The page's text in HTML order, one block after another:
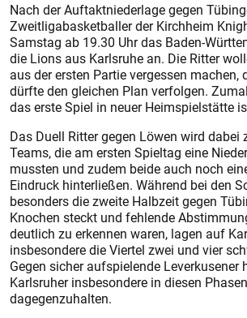
Nach der Auftaktniederlage gegen
Zweitligabasketballer der Kirchheim
Samstag ab 19.30 Uhr das Baden-
die Lions aus Karlsruhe an. Die Ritter
aus der ersten Partie vergessen machen,
dürfte den gleichen Plan verfolgen.
das erste Spiel in neuer Heimspielstätte
Das Duell Ritter gegen Löwen wird dabei
Teams, die am ersten Spieltag eine
mussten und zudem beide auch noch
Eindruck hinterließen. Während bei den
besonders die zweite Halbzeit gegen
Knochen steckt und fehlende
deutlich zu erkennen waren, lagen auf
insbesondere die Viertel zwei und vier
Gegen sicher aufspielende Leverkusener
Karlsruher insbesondere in diesen
dagegenzuhalten.